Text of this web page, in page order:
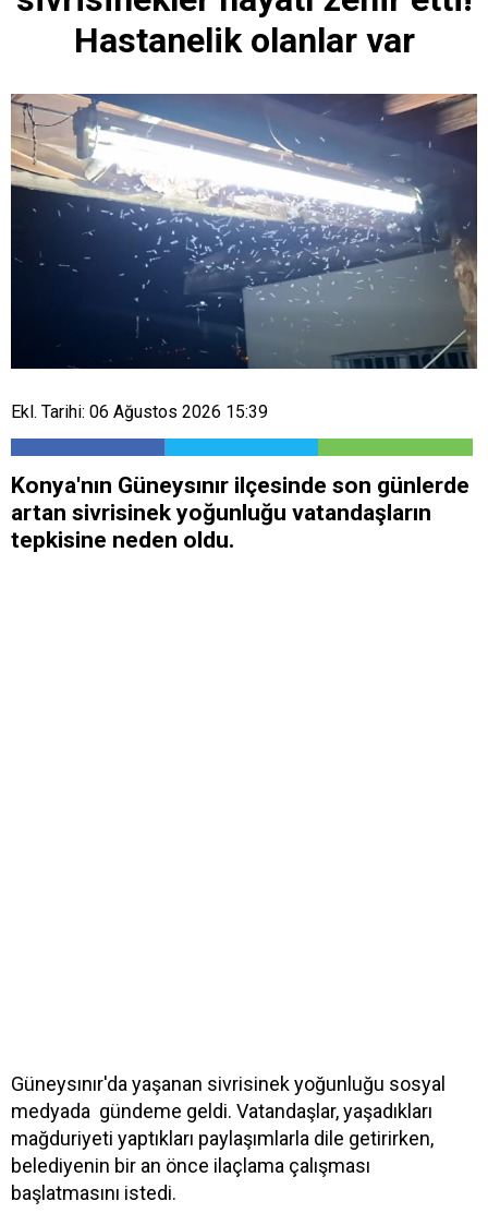
Hastanelik olanlar var
Ekl. Tarihi: 06 Ağustos 2026 15:39
Konya'nın Güneysınır ilçesinde son günlerde
artan sivrisinek yoğunluğu vatandaşların
tepkisine neden oldu.
Güneysınır'da yaşanan sivrisinek yoğunluğu sosyal
medyada gündeme geldi. Vatandaşlar, yaşadıkları
mağduriyeti yaptıkları paylaşımlarla dile getirirken,
belediyenin bir an önce ilaçlama çalışması
başlatmasını istedi.